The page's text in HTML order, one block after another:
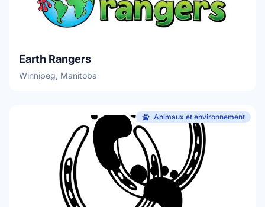
Earth Rangers
Winnipeg, Manitoba
Animaux et environnement